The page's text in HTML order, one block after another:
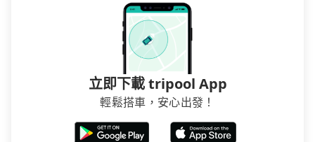
立即下載 tripool App
輕鬆搭車，安心出發！